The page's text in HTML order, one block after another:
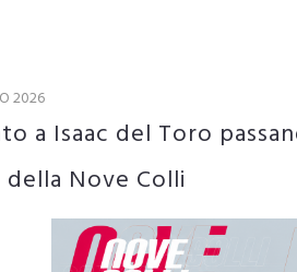
2026
a Isaac del Toro
Nove Colli